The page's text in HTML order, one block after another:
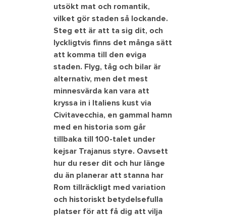
utsökt mat och romantik,
vilket gör staden så lockande.
Steg ett är att ta sig dit, och
lyckligtvis finns det många sätt
att komma till den eviga
staden. Flyg, tåg och bilar är
alternativ, men det mest
minnesvärda kan vara att
kryssa in i Italiens kust via
Civitavecchia, en gammal hamn
med en historia som går
tillbaka till 100-talet under
kejsar Trajanus styre. Oavsett
hur du reser dit och hur länge
du än planerar att stanna har
Rom tillräckligt med variation
och historiskt betydelsefulla
platser för att få dig att vilja